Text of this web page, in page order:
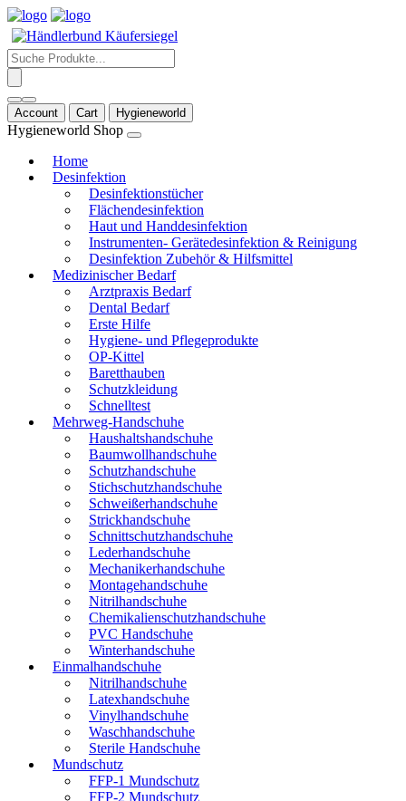
Products
search
Account Cart Hygieneworld
Hygieneworld Shop
Home
Desinfektion
Desinfektionstücher
Flächendesinfektion
Haut und Handdesinfektion
Instrumenten- Gerätedesinfektion & Reinigung
Desinfektion Zubehör & Hilfsmittel
Medizinischer Bedarf
Arztpraxis Bedarf
Dental Bedarf
Erste Hilfe
Hygiene- und Pflegeprodukte
OP-Kittel
Baretthauben
Schutzkleidung
Schnelltest
Mehrweg-Handschuhe
Haushaltshandschuhe
Baumwollhandschuhe
Schutzhandschuhe
Stichschutzhandschuhe
Schweißerhandschuhe
Strickhandschuhe
Schnittschutzhandschuhe
Lederhandschuhe
Mechanikerhandschuhe
Montagehandschuhe
Nitrilhandschuhe
Chemikalienschutzhandschuhe
PVC Handschuhe
Winterhandschuhe
Einmalhandschuhe
Nitrilhandschuhe
Latexhandschuhe
Vinylhandschuhe
Waschhandschuhe
Sterile Handschuhe
Mundschutz
FFP-1 Mundschutz
FFP-2 Mundschutz